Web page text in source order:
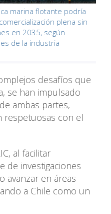
marina flotante podría
plena sin
en 2035, según
de la industria
desafíos que
se han impulsado
ambas partes,
respetuosas con el
al facilitar
de investigaciones
avanzar en áreas
a Chile como un